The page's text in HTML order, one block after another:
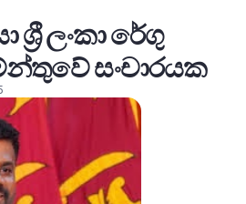
ලංකා රේගු
සංචාරයක